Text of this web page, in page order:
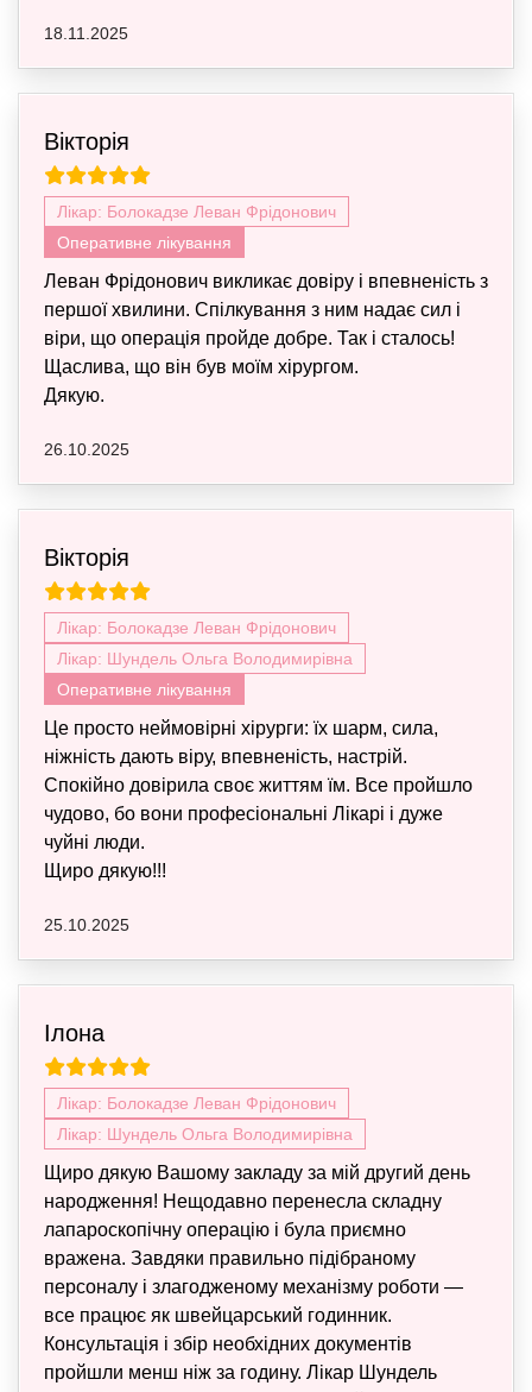
18.11.2025
Вікторія
Лікар: Болокадзе Леван Фрідонович
Оперативне лікування
Леван Фрідонович викликає довіру і впевненість з
першої хвилини. Спілкування з ним надає сил і
віри, що операція пройде добре. Так і сталось!
Щаслива, що він був моїм хірургом.
Дякую.
26.10.2025
Вікторія
Лікар: Болокадзе Леван Фрідонович
Лікар: Шундель Ольга Володимирівна
Оперативне лікування
Це просто неймовірні хірурги: їх шарм, сила,
ніжність дають віру, впевненість, настрій.
Спокійно довірила своє життям їм. Все пройшло
чудово, бо вони професіональні Лікарі і дуже
чуйні люди.
Щиро дякую!!!
25.10.2025
Ілона
Лікар: Болокадзе Леван Фрідонович
Лікар: Шундель Ольга Володимирівна
Щиро дякую Вашому закладу за мій другий день
народження! Нещодавно перенесла складну
лапароскопічну операцію і була приємно
вражена. Завдяки правильно підібраному
персоналу і злагодженому механізму роботи —
все працює як швейцарський годинник.
Консультація і збір необхідних документів
пройшли менш ніж за годину. Лікар Шундель